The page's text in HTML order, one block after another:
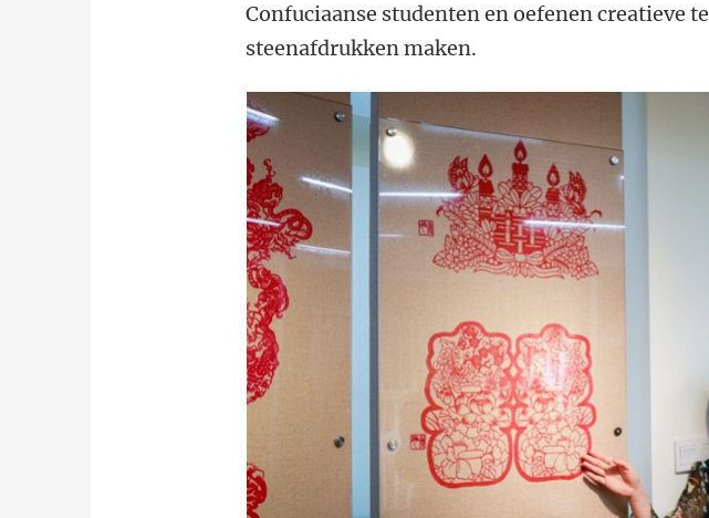
Confuciaanse studenten en oefenen creatieve
steenafdrukken maken.